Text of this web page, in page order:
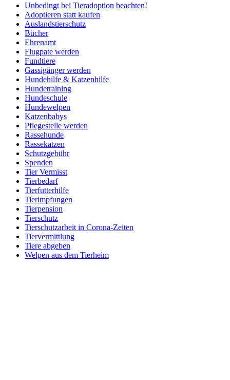
Unbedingt bei Tieradoption beachten!
Adoptieren statt kaufen
Auslandstierschutz
Bücher
Ehrenamt
Flugpate werden
Fundtiere
Gassigänger werden
Hundehilfe & Katzenhilfe
Hundetraining
Hundeschule
Hundewelpen
Katzenbabys
Pflegestelle werden
Rassehunde
Rassekatzen
Schutzgebühr
Spenden
Tier Vermisst
Tierbedarf
Tierfutterhilfe
Tierimpfungen
Tierpension
Tierschutz
Tierschutzarbeit in Corona-Zeiten
Tiervermittlung
Tiere abgeben
Welpen aus dem Tierheim